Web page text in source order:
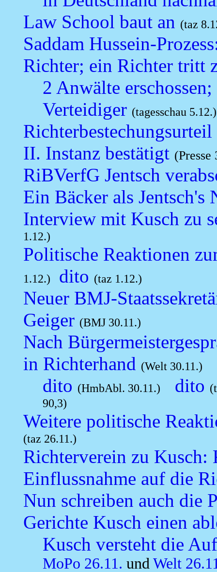
Law School baut an (taz
Saddam Hussein-
Richter; ein Richter tritt
2 Anwälte
Verteidiger (tagesschau 5.12.)
II. Instanz bestätigt (Presse
RiBVerfG Jentsch
Ein Bäcker als
Interview mit Kusch zu
1.12.)
Politische Reaktionen
1.12.) dito (taz 1.12.)
Neuer BMJ-
Geiger (BMJ 30.11.)
Nach
in Richterhand (Welt 30.11.)
dito (HmbAbl. 30.11.) dito
90,3)
Weitere politische
(taz 26.11.)
Richterverein zu Kusch:
Einflussnahme auf die
Nun schreiben auch die
Gerichte Kusch einen
Kusch versteht die
MoPo 26.11. und Welt